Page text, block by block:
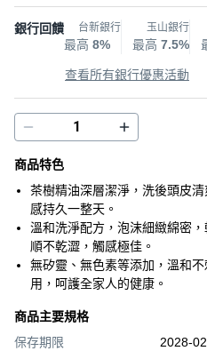
銀行回饋 台新銀行
最高 8%
玉山銀行
最高 7.5%
查看所有銀行優惠活動
商品特色
茶樹精油深層潔淨，洗後頭皮
感持久一整天。
溫和洗淨配方，泡沫細緻綿密
順不乾澀，觸感極佳。
無矽靈、無色素等添加，溫和
用，呵護全家人的健康。
商品主要規格
保存期限
2028-